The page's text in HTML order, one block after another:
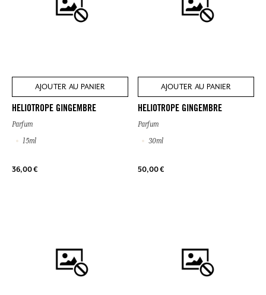
AJOUTER AU PANIER
HELIOTROPE GINGEMBRE
Parfum
15ml
36,00 €
AJOUTER AU PANIER
HELIOTROPE GINGEMBRE
Parfum
30ml
50,00 €